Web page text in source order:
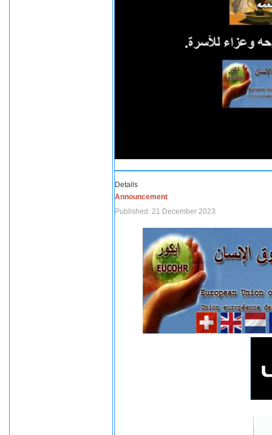
Details
Announcement
Published: 21 December 2023